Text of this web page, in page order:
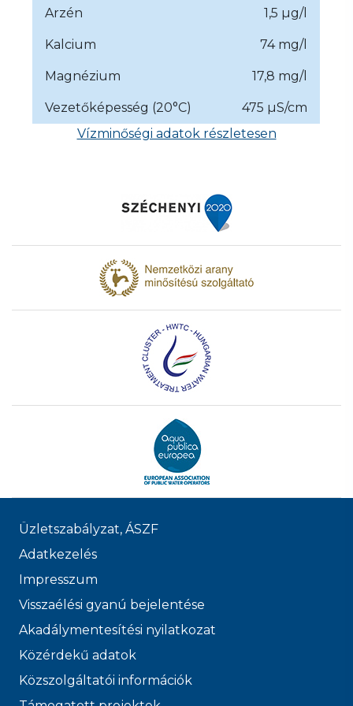
Arzén 1,5 µg/l
Kalcium 74 mg/l
Magnézium 17,8 mg/l
Vezetőképesség (20°C)
475 µS/cm
Vízminőségi adatok részletesen
Üzletszabályzat, ÁSZF
Adatkezelés
Impresszum
Visszaélési gyanú bejelentése
Akadálymentesítési nyilatkozat
Közérdekű adatok
Közszolgáltatói információk